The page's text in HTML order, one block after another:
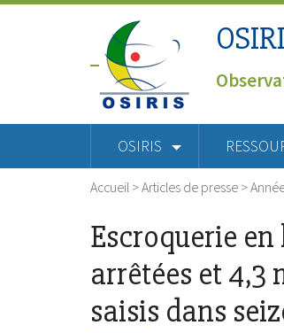
OSIRIS
Accueil >Articles de presse >
Escroquerie en
arrêtées et 4,3
saisis dans